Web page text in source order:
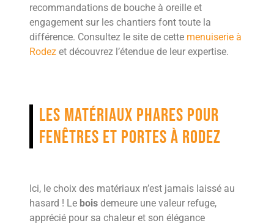
recommandations de bouche à oreille et
engagement sur les chantiers font toute la
différence. Consultez le site de cette menuiserie à
Rodez et découvrez l’étendue de leur expertise.
Les matériaux phares pour
fenêtres et portes à Rodez
Ici, le choix des matériaux n’est jamais laissé au
hasard ! Le bois demeure une valeur refuge,
apprécié pour sa chaleur et son élégance